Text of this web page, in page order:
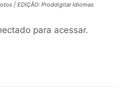
| EDIÇÃO: Proddigital Idiomas
para acessar.